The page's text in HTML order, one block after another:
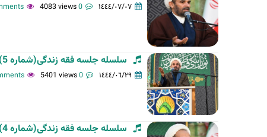
١٤٤٤/٠٧/٠٧ 0 comments
4083 views
سلسله جلسه فقه زندگی(شماره 5)-استاد فلاح زاده-29-10-1401
١٤٤٤/٠٦/٢٩ 0 comments
5401 views
سلسله جلسه فقه زندگی(شماره 4)-استاد فلاح زاده-22-10-1401